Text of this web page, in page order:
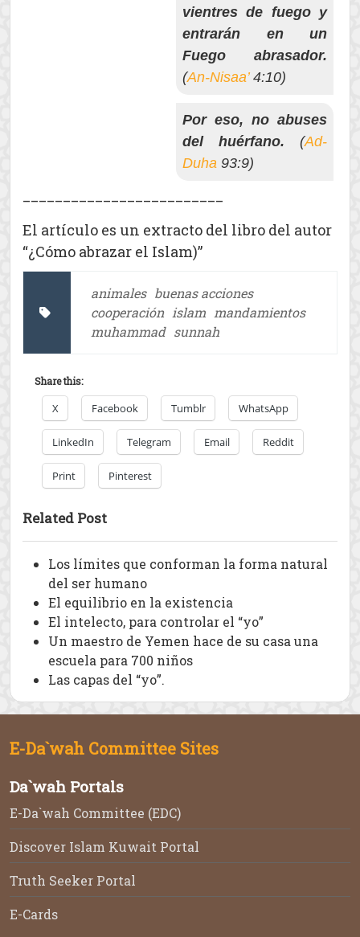
vientres de fuego y
entrarán en un
Fuego abrasador.
(An-Nisaa’4:10)
Por eso, no abuses
del huérfano. (Ad-
Duha 93:9)
El artículo es un extracto del libro del autor
“¿Cómo abrazar el Islam)”
animales buenas acciones
cooperación islam mandamientos
muhammad sunnah
Share this:
X Facebook Tumblr WhatsApp
LinkedIn Telegram Email Reddit
Print Pinterest
Related Post
Los límites que conforman la forma natural
del ser humano
El equilibrio en la existencia
El intelecto, para controlar el “yo”
Un maestro de Yemen hace de su casa una
escuela para 700 niños
Las capas del “yo”.
E-Da`wah Committee Sites
Da`wah Portals
E-Da`wah Committee (EDC)
Discover Islam Kuwait Portal
Truth Seeker Portal
E-Cards